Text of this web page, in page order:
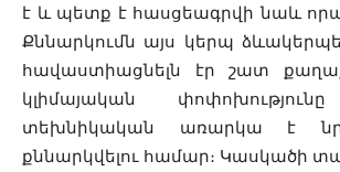
է և պետք է հասցեագրվի նաև
Քննարկումն այս կերպ
հավաստիացնելն էր շատ
կլիմայական
տեխնիկական առարկա է
քննարկվելու համար։ Կասկածի